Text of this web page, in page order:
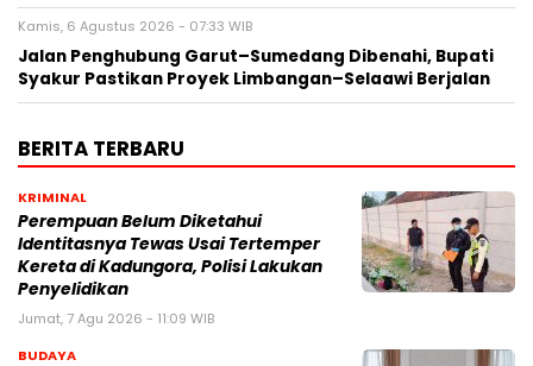
Kamis, 6 Agustus 2026 - 07:33 WIB
Jalan Penghubung Garut–Sumedang Dibenahi, Bupati
Syakur Pastikan Proyek Limbangan–Selaawi Berjalan
BERITA TERBARU
KRIMINAL
Perempuan Belum Diketahui
Identitasnya Tewas Usai Tertemper
Kereta di Kadungora, Polisi Lakukan
Penyelidikan
Jumat, 7 Agu 2026 - 11:09 WIB
BUDAYA